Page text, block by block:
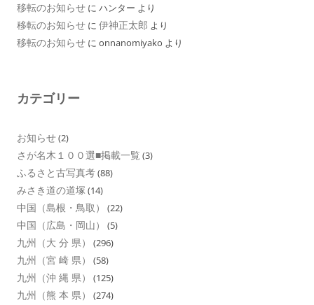
移転のお知らせ に ハンター より
移転のお知らせ に 伊神正太郎 より
移転のお知らせ に onnanomiyako より
カテゴリー
お知らせ(2)
さが名木１００選■掲載一覧 (3)
ふるさと古写真考(88)
みさき道の道塚 (14)
中国（島根・鳥取） (22)
中国（広島・岡山） (5)
九州（大 分 県） (296)
九州（宮 崎 県） (58)
九州（沖 縄 県） (125)
九州（熊 本 県） (274)